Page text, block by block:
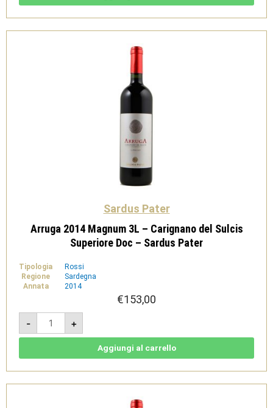
Sulcis
Doc
Sardus Pater
Arruga 2014 Magnum 3L – Carignano del Sulcis
Superiore Doc – Sardus Pater
Tipologia
Rossi
Regione
Sardegna
Annata
2014
€153,00
-
Arruga
2014
Magnum
3L
Sulcis
Doc
+
Aggiungi al carrello